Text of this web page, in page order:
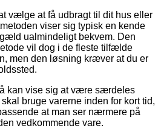
vælge at få udbragt til dit hus eller
viser sig typisk en kende
ualmindeligt bekvem. Den
vil dog i de fleste tilfælde
men den løsning kræver at du er
kan vise sig at være særdeles
bruge varerne inden for kort tid,
at man ser nærmere på
vedkommende vare.